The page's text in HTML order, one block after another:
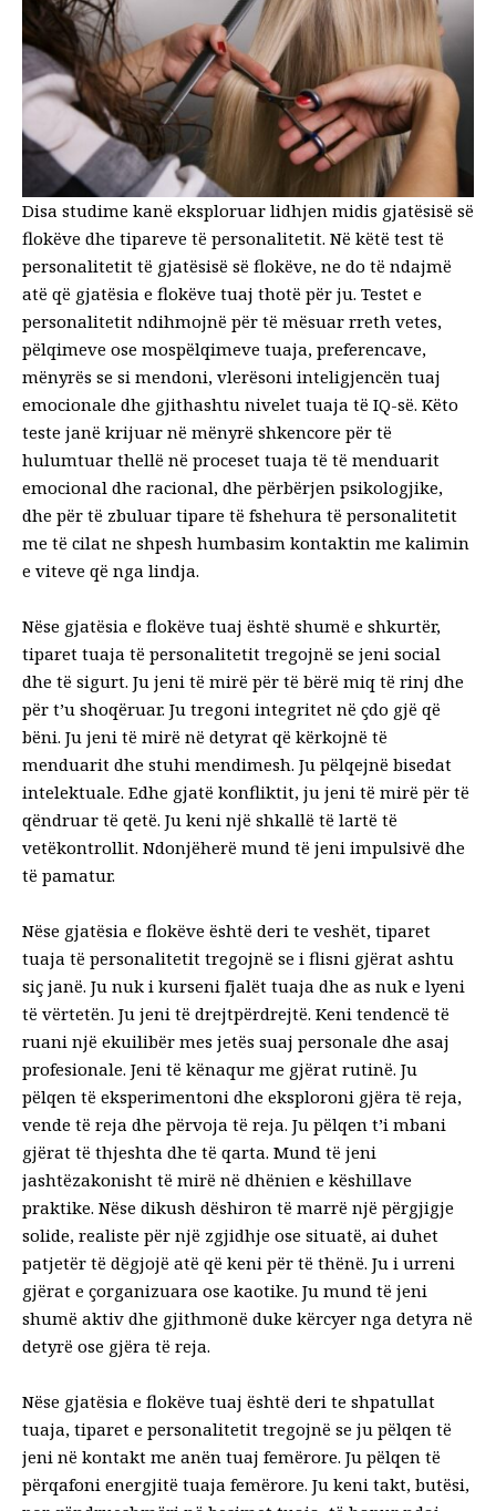
Disa studime kanë eksploruar lidhjen midis gjatësisë së
flokëve dhe tipareve të personalitetit. Në këtë test të
personalitetit të gjatësisë së flokëve, ne do të ndajmë
atë që gjatësia e flokëve tuaj thotë për ju. Testet e
personalitetit ndihmojnë për të mësuar rreth vetes,
pëlqimeve ose mospëlqimeve tuaja, preferencave,
mënyrës se si mendoni, vlerësoni inteligjencën tuaj
emocionale dhe gjithashtu nivelet tuaja të IQ-së. Këto
teste janë krijuar në mënyrë shkencore për të
hulumtuar thellë në proceset tuaja të të menduarit
emocional dhe racional, dhe përbërjen psikologjike,
dhe për të zbuluar tipare të fshehura të personalitetit
me të cilat ne shpesh humbasim kontaktin me kalimin
e viteve që nga lindja.
Nëse gjatësia e flokëve tuaj është shumë e shkurtër,
tiparet tuaja të personalitetit tregojnë se jeni social
dhe të sigurt. Ju jeni të mirë për të bërë miq të rinj dhe
për t’u shoqëruar. Ju tregoni integritet në çdo gjë që
bëni. Ju jeni të mirë në detyrat që kërkojnë të
menduarit dhe stuhi mendimesh. Ju pëlqejnë bisedat
intelektuale. Edhe gjatë konfliktit, ju jeni të mirë për të
qëndruar të qetë. Ju keni një shkallë të lartë të
vetëkontrollit. Ndonjëherë mund të jeni impulsivë dhe
të pamatur.
Nëse gjatësia e flokëve është deri te veshët, tiparet
tuaja të personalitetit tregojnë se i flisni gjërat ashtu
siç janë. Ju nuk i kurseni fjalët tuaja dhe as nuk e lyeni
të vërtetën. Ju jeni të drejtpërdrejtë. Keni tendencë të
ruani një ekuilibër mes jetës suaj personale dhe asaj
profesionale. Jeni të kënaqur me gjërat rutinë. Ju
pëlqen të eksperimentoni dhe eksploroni gjëra të reja,
vende të reja dhe përvoja të reja. Ju pëlqen t’i mbani
gjërat të thjeshta dhe të qarta. Mund të jeni
jashtëzakonisht të mirë në dhënien e këshillave
praktike. Nëse dikush dëshiron të marrë një përgjigje
solide, realiste për një zgjidhje ose situatë, ai duhet
patjetër të dëgjojë atë që keni për të thënë. Ju i urreni
gjërat e çorganizuara ose kaotike. Ju mund të jeni
shumë aktiv dhe gjithmonë duke kërcyer nga detyra në
detyrë ose gjëra të reja.
Nëse gjatësia e flokëve tuaj është deri te shpatullat
tuaja, tiparet e personalitetit tregojnë se ju pëlqen të
jeni në kontakt me anën tuaj femërore. Ju pëlqen të
përqafoni energjitë tuaja femërore. Ju keni takt, butësi,